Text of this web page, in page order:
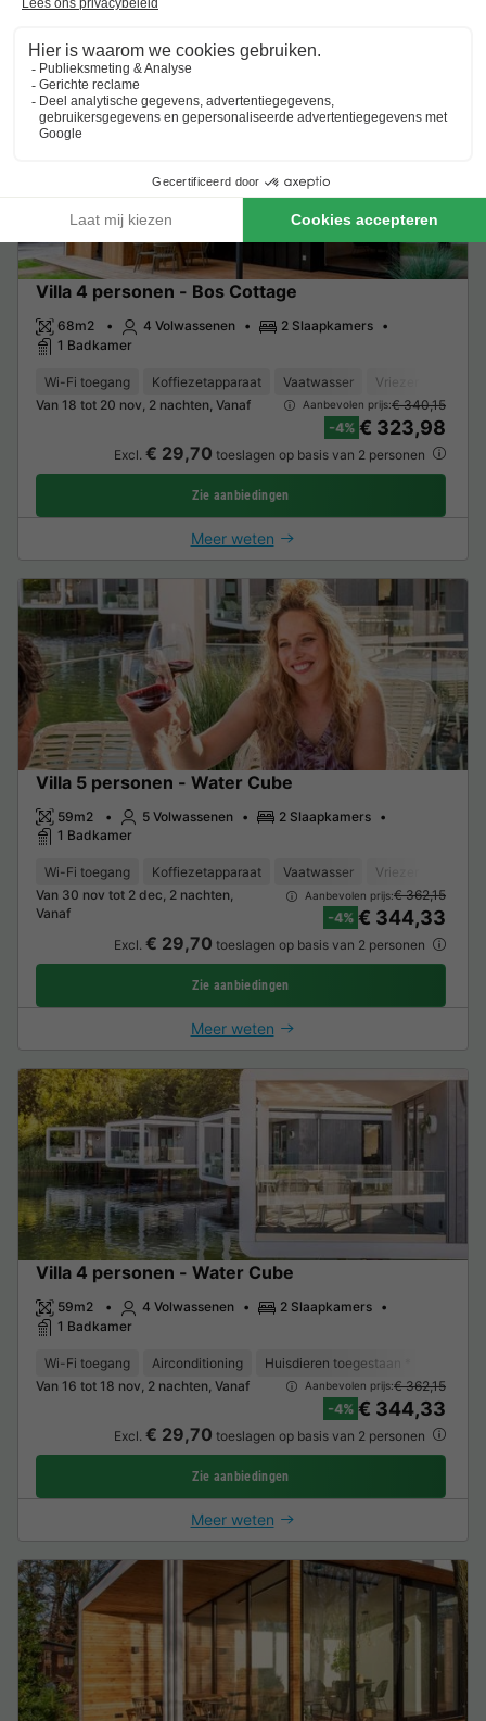
Meer weten
Villa 4 personen - Bos Cottage
68m2 4 Volwassenen
2 Slaapkamers
1 Badkamer
Wi-Fi toegang Koffiezetapparaat Vaatwasser Vriezer
Van 18 tot 20 nov, 2 nachten, Vanaf
Aanbevolen prijs:€ 340,15
-4% € 323,98
Excl. € 29,70 toeslagen op basis van 2 personen
Zie aanbiedingen
Meer weten
Villa 5 personen - Water Cube
59m2 5 Volwassenen
2 Slaapkamers
1 Badkamer
Wi-Fi toegang Koffiezetapparaat Vaatwasser Vriezer
Van 30 nov tot 2 dec, 2 nachten,
Vanaf
Aanbevolen prijs:€ 362,15
-4% € 344,33
Excl. € 29,70 toeslagen op basis van 2 personen
Zie aanbiedingen
Meer weten
Villa 4 personen - Water Cube
59m2 4 Volwassenen
2 Slaapkamers
1 Badkamer
Wi-Fi toegang Airconditioning Huisdieren toegestaan *
Van 16 tot 18 nov, 2 nachten, Vanaf
Aanbevolen prijs:€ 362,15
-4% € 344,33
Excl. € 29,70 toeslagen op basis van 2 personen
Zie aanbiedingen
Meer weten